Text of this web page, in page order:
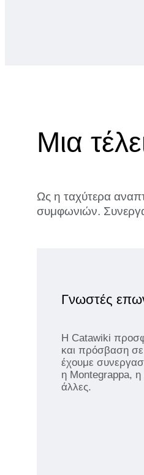
Μια
Ως η ταχύτερα
συμφωνιών.
Γνωστές
Η Catawiki
και πρόσβαση σε
έχουμε
η Montegrappa, η
άλλες.